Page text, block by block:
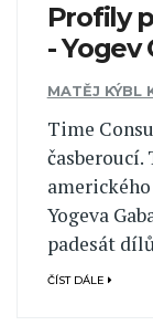
Profily
- Yogev
MATĚJ KÝBL
Time
časberoucí.
Yogeva
padesát
ČÍST DÁLE